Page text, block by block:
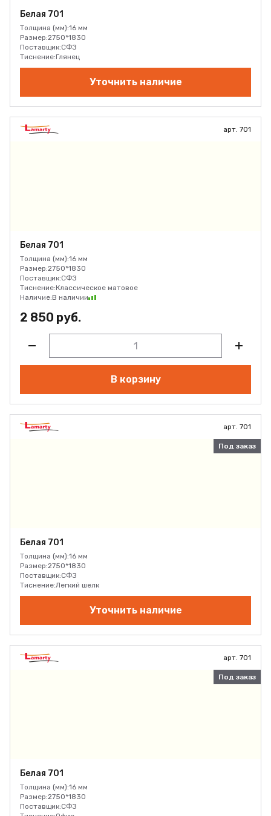
Белая 701
Толщина (мм):16 мм
Размер:2750*1830
Поставщик:СФЗ
Тиснение:Глянец
Уточнить наличие
арт. 701
Белая 701
Толщина (мм):16 мм
Размер:2750*1830
Поставщик:СФЗ
Тиснение:Классическое матовое
Наличие:В наличии
2 850 руб.
В корзину
арт. 701
Под заказ
Белая 701
Толщина (мм):16 мм
Размер:2750*1830
Поставщик:СФЗ
Тиснение:Легкий шелк
Уточнить наличие
арт. 701
Под заказ
Белая 701
Толщина (мм):16 мм
Размер:2750*1830
Поставщик:СФЗ